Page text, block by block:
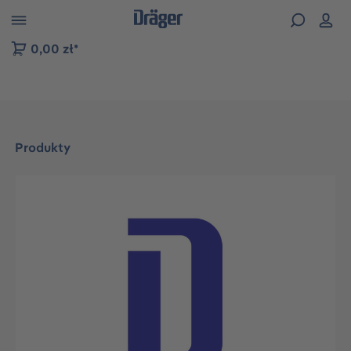
do nawigacji na platformie B2B
0,00 zł*
Produkty
Pomiń galerię zdjęć